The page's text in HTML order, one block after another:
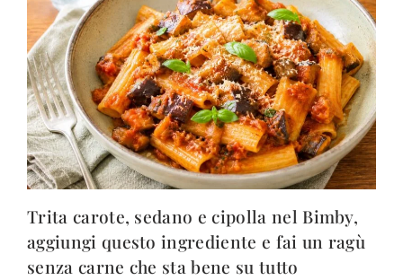
Trita carote, sedano e cipolla nel Bimby,
aggiungi questo ingrediente e fai un ragù
senza carne che sta bene su tutto